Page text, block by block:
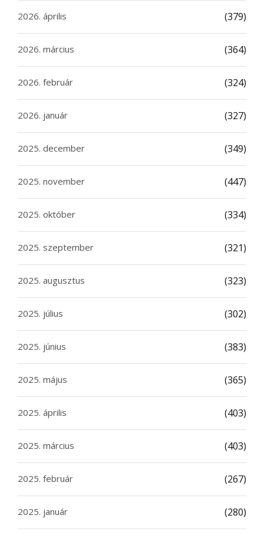
2026. április (379)
2026. március (364)
2026. február (324)
2026. január (327)
2025. december (349)
2025. november (447)
2025. október (334)
2025. szeptember (321)
2025. augusztus (323)
2025. július (302)
2025. június (383)
2025. május (365)
2025. április (403)
2025. március (403)
2025. február (267)
2025. január (280)